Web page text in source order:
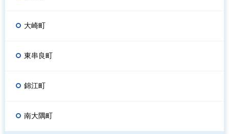
大崎町
東串良町
錦江町
南大隅町